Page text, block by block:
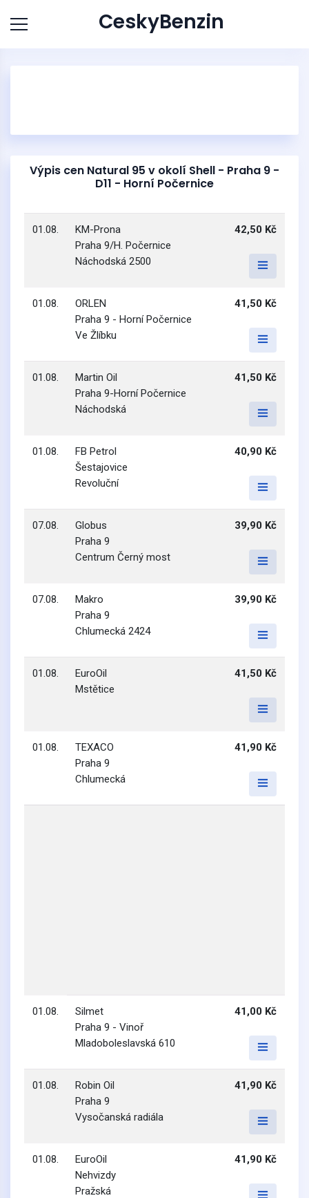
CeskyBenzin
Výpis cen Natural 95 v okolí Shell - Praha 9 -
D11 - Horní Počernice
01.08.
KM-Prona
Praha 9/H. Počernice
Náchodská 2500
42,50 Kč
01.08.
ORLEN
Praha 9 - Horní Počernice
Ve Žlíbku
41,50 Kč
01.08.
Martin Oil
Praha 9-Horní Počernice
Náchodská
41,50 Kč
01.08.
FB Petrol
Šestajovice
Revoluční
40,90 Kč
07.08.
Globus
Praha 9
Centrum Černý most
39,90 Kč
07.08.
Makro
Praha 9
Chlumecká 2424
39,90 Kč
01.08.
EuroOil
Mstětice
41,50 Kč
01.08.
TEXACO
Praha 9
Chlumecká
41,90 Kč
01.08.
Silmet
Praha 9 - Vinoř
Mladoboleslavská 610
41,00 Kč
01.08.
Robin Oil
Praha 9
Vysočanská radiála
41,90 Kč
01.08.
EuroOil
Nehvizdy
Pražská
41,90 Kč